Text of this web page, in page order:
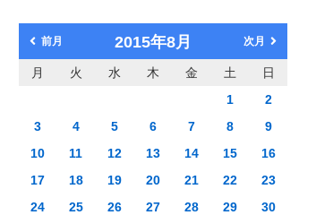
前月 2015年8月 次月
月 火 水 木 金 土
日
1
2
3
4 5 6 7 8
9
10
11 12 13 14 15
16
17
18 19 20 21 22
23
24
25 26 27 28 29
30